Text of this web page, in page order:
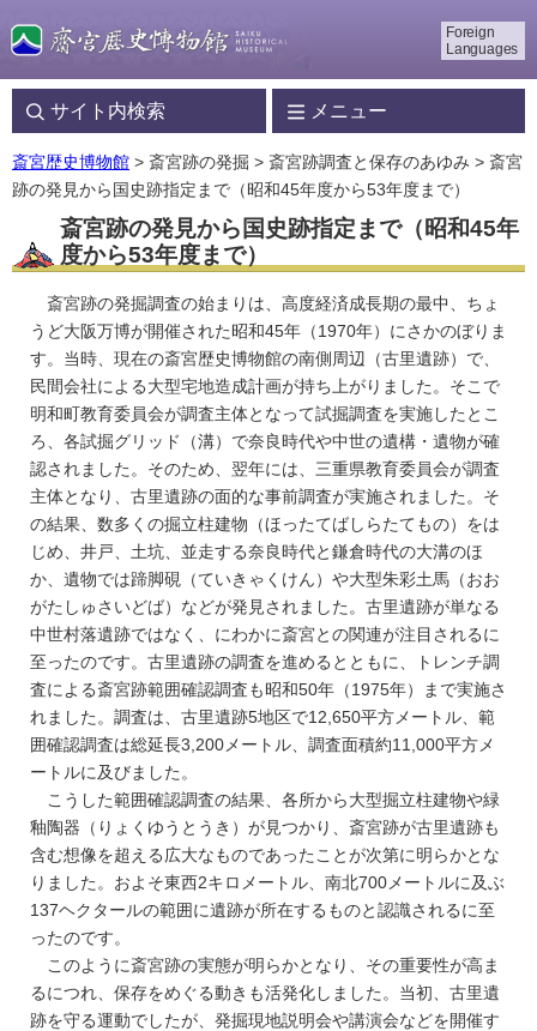
Foreign
Languages
サイト内検索 メニュー
斎宮歴史博物館 > 斎宮跡の発掘 > 斎宮跡調査と保存のあゆみ > 斎宮
跡の発見から国史跡指定まで（昭和45年度から53年度まで）
斎宮跡の発見から国史跡指定まで（昭和45年
度から53年度まで）
斎宮跡の発掘調査の始まりは、高度経済成長期の最中、ちょ
うど大阪万博が開催された昭和45年（1970年）にさかのぼりま
す。当時、現在の斎宮歴史博物館の南側周辺（古里遺跡）で、
民間会社による大型宅地造成計画が持ち上がりました。そこで
明和町教育委員会が調査主体となって試掘調査を実施したとこ
ろ、各試掘グリッド（溝）で奈良時代や中世の遺構・遺物が確
認されました。そのため、翌年には、三重県教育委員会が調査
主体となり、古里遺跡の面的な事前調査が実施されました。そ
の結果、数多くの掘立柱建物（ほったてばしらたてもの）をは
じめ、井戸、土坑、並走する奈良時代と鎌倉時代の大溝のほ
か、遺物では蹄脚硯（ていきゃくけん）や大型朱彩土馬（おお
がたしゅさいどば）などが発見されました。古里遺跡が単なる
中世村落遺跡ではなく、にわかに斎宮との関連が注目されるに
至ったのです。古里遺跡の調査を進めるとともに、トレンチ調
査による斎宮跡範囲確認調査も昭和50年（1975年）まで実施さ
れました。調査は、古里遺跡5地区で12,650平方メートル、範
囲確認調査は総延長3,200メートル、調査面積約11,000平方メ
ートルに及びました。
こうした範囲確認調査の結果、各所から大型掘立柱建物や緑
釉陶器（りょくゆうとうき）が見つかり、斎宮跡が古里遺跡も
含む想像を超える広大なものであったことが次第に明らかとな
りました。およそ東西2キロメートル、南北700メートルに及ぶ
137ヘクタールの範囲に遺跡が所在するものと認識されるに至
ったのです。
このように斎宮跡の実態が明らかとなり、その重要性が高ま
るにつれ、保存をめぐる動きも活発化しました。当初、古里遺
跡を守る運動でしたが、発掘現地説明会や講演会などを開催す